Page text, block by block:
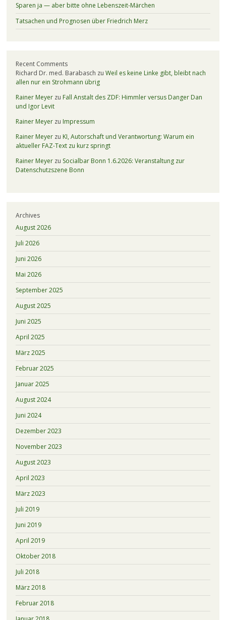
Sparen ja — aber bitte ohne Lebenszeit-Märchen
Tatsachen und Prognosen über Friedrich Merz
Recent Comments
Richard Dr. med. Barabasch zu Weil es keine Linke gibt, bleibt nach
allen nur ein Strohmann übrig
Rainer Meyerzu Fall Anstalt des ZDF: Himmler versus Danger Dan
und Igor Levit
Rainer Meyerzu Impressum
Rainer Meyerzu KI, Autorschaft und Verantwortung: Warum ein
aktueller FAZ-Text zu kurz springt
Rainer Meyerzu Socialbar Bonn 1.6.2026: Veranstaltung zur
Datenschutzszene Bonn
Archives
August 2026
Juli 2026
Juni 2026
Mai 2026
September 2025
August 2025
Juni 2025
April 2025
März 2025
Februar 2025
Januar 2025
August 2024
Juni 2024
Dezember 2023
November 2023
August 2023
April 2023
März 2023
Juli 2019
Juni 2019
April 2019
Oktober 2018
Juli 2018
März 2018
Februar 2018